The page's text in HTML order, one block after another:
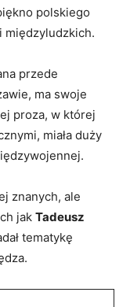
polskiego
międzyludzkich.
przede
ma swoje
proza, w której
miała duży
znanych, ale
jak Tadeusz
tematykę